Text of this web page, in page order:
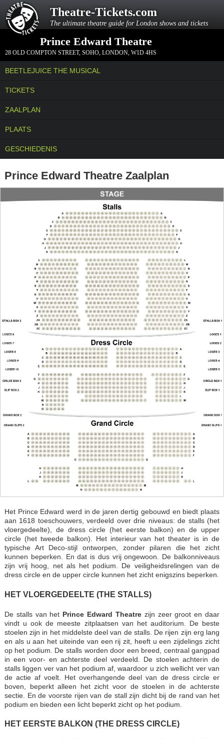
Theatre-Tickets.com
The ultimate theatre guide for London shows and tickets
Prince Edward Theatre
28 OLD COMPTON STREET, SOHO, LONDON, W1D 4HS
BEETLEJUICE THE MUSICAL
TICKETS
ZAALPLAN
PLAATS
GESCHIEDENIS
Prince Edward Theatre Zaalplan
Het Prince Edward werd in de jaren dertig gebouwd en biedt plaats
aan 1618 toeschouwers, verdeeld over drie niveaus: de stalls (het
vloergedeelte), de dress circle (het eerste balkon) en de upper
circle (het tweede balkon). Het interieur van het theater is in de
typische Art Deco-stijl ontworpen, zonder pilaren die het zicht
kunnen beperken. En dat is dus vrij ongewoon. De balkonniveaus
zijn vrij hoog, net als het podium. De veiligheidsrelingen van de
dress circle en de upper circle kunnen het zicht enigszins beperken.
HET VLOERGEDEELTE (THE STALLS)
De stalls van het Prince Edward Theatrezijn zeer groot en daar
vindt u ook de meeste zitplaatsen van het auditorium. De beste
stoelen zijn in het middelste deel van de stalls. De rijen zijn erg lang
en als u aan het uiteinde van een rij zit, heeft u een zijdelings zicht
op het podium. De stalls worden door een breed, centraal gangpad
in een voor- en achterste deel verdeeld. De stoelen achterin de
stalls liggen ver van het podium af, waardoor u zich wellicht ver van
de actie af voelt. Het overhangende deel van de dress circle er
boven, beperkt alleen het zicht voor de stoelen in de achterste
sectie. En de voorste rijen van de stall zijn dicht bij de rand van het
podium en bieden een licht beperkt zicht op het podium.
HET EERSTE BALKON (THE DRESS CIRCLE)